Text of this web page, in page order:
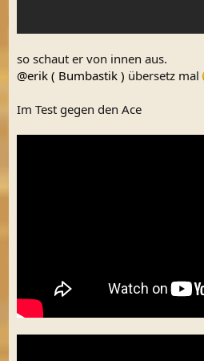
so schaut er von innen aus.
@erik ( Bumbastik ) übersetz mal
Im Test gegen den Ace